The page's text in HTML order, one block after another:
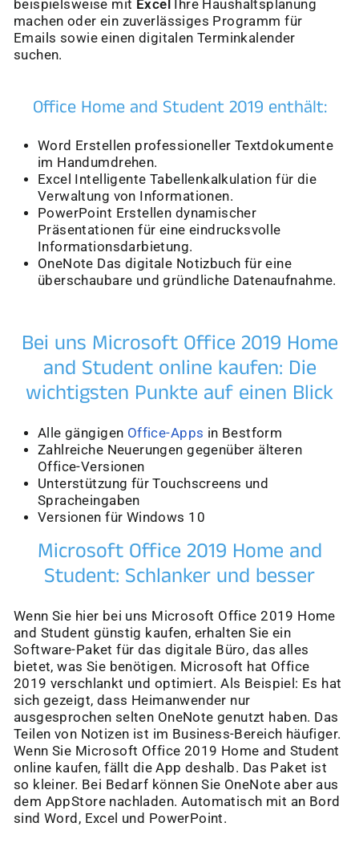
beispielsweise mit Excel
Ihre Haushaltsplanung
machen oder ein zuverlässiges Programm für
Emails sowie einen digitalen Terminkalender
suchen.
Office Home and Student 2019 enthält:
Word Erstellen professioneller Textdokumente
im Handumdrehen.
Excel Intelligente Tabellenkalkulation für die
Verwaltung von Informationen.
PowerPoint Erstellen dynamischer
Präsentationen für eine eindrucksvolle
Informationsdarbietung.
OneNote Das digitale Notizbuch für eine
überschaubare und gründliche Datenaufnahme.
Bei uns Microsoft Office 2019 Home
and Student online kaufen: Die
wichtigsten Punkte auf einen Blick
Alle gängigen Office-Apps in Bestform
Zahlreiche Neuerungen gegenüber älteren
Office-Versionen
Unterstützung für Touchscreens und
Spracheingaben
Versionen für Windows 10
Microsoft Office 2019 Home and
Student: Schlanker und besser
Wenn Sie hier bei uns Microsoft Office 2019 Home
and Student günstig kaufen, erhalten Sie ein
Software-Paket für das digitale Büro, das alles
bietet, was Sie benötigen. Microsoft hat Office
2019 verschlankt und optimiert. Als Beispiel: Es hat
sich gezeigt, dass Heimanwender nur
ausgesprochen selten OneNote genutzt haben. Das
Teilen von Notizen ist im Business-Bereich häufiger.
Wenn Sie Microsoft Office 2019 Home and Student
online kaufen, fällt die App deshalb. Das Paket ist
so kleiner. Bei Bedarf können Sie OneNote aber aus
dem AppStore nachladen. Automatisch mit an Bord
sind Word, Excel und PowerPoint.